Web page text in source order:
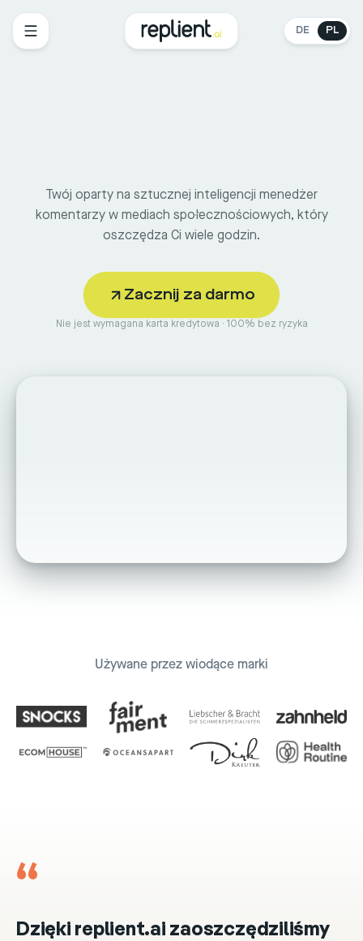
DE PL
Twój oparty na sztucznej inteligencji menedżer
komentarzy w mediach społecznościowych, który
oszczędza Ci wiele godzin.
Zacznij za darmo
Nie jest wymagana karta kredytowa · 100% bez ryzyka
Używane przez wiodące marki
“
Dzięki replient.ai zaoszczędziliśmy